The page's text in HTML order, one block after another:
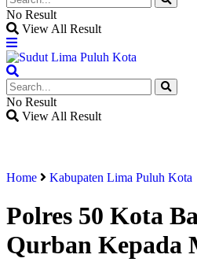
No Result
View All Result
No Result
View All Result
Home Kabupaten Lima Puluh Kota
Polres 50 Kota
Qurban Kepada